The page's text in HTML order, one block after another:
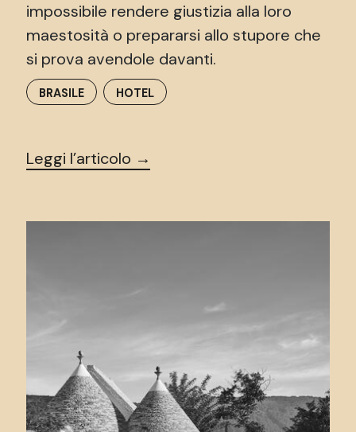
impossibile rendere giustizia alla loro
maestosità o prepararsi allo stupore che
si prova avendole davanti.
BRASILE HOTEL
Leggi l’articolo →